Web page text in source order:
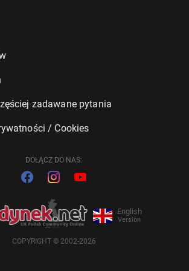
zadawane pytania
/ Cookies
DOŁĄCZ DO NAS:
English
Version
COPYRIGHT © 2002-2026